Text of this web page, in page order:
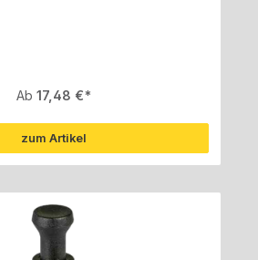
Regulärer Preis:
Ab 17,48 €
zum Artikel